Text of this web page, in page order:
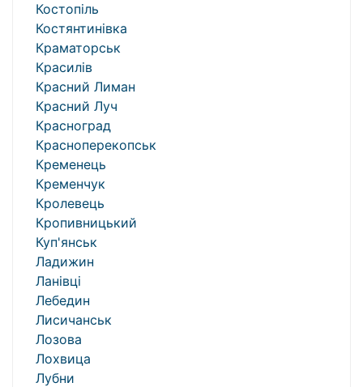
Костопіль
Костянтинівка
Краматорськ
Красилів
Красний Лиман
Красний Луч
Красноград
Красноперекопськ
Кременець
Кременчук
Кролевець
Кропивницький
Куп'янськ
Ладижин
Ланівці
Лебедин
Лисичанськ
Лозова
Лохвица
Лубни